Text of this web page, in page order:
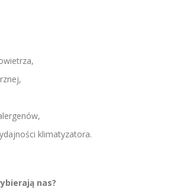
klimatyzatora.
nas?